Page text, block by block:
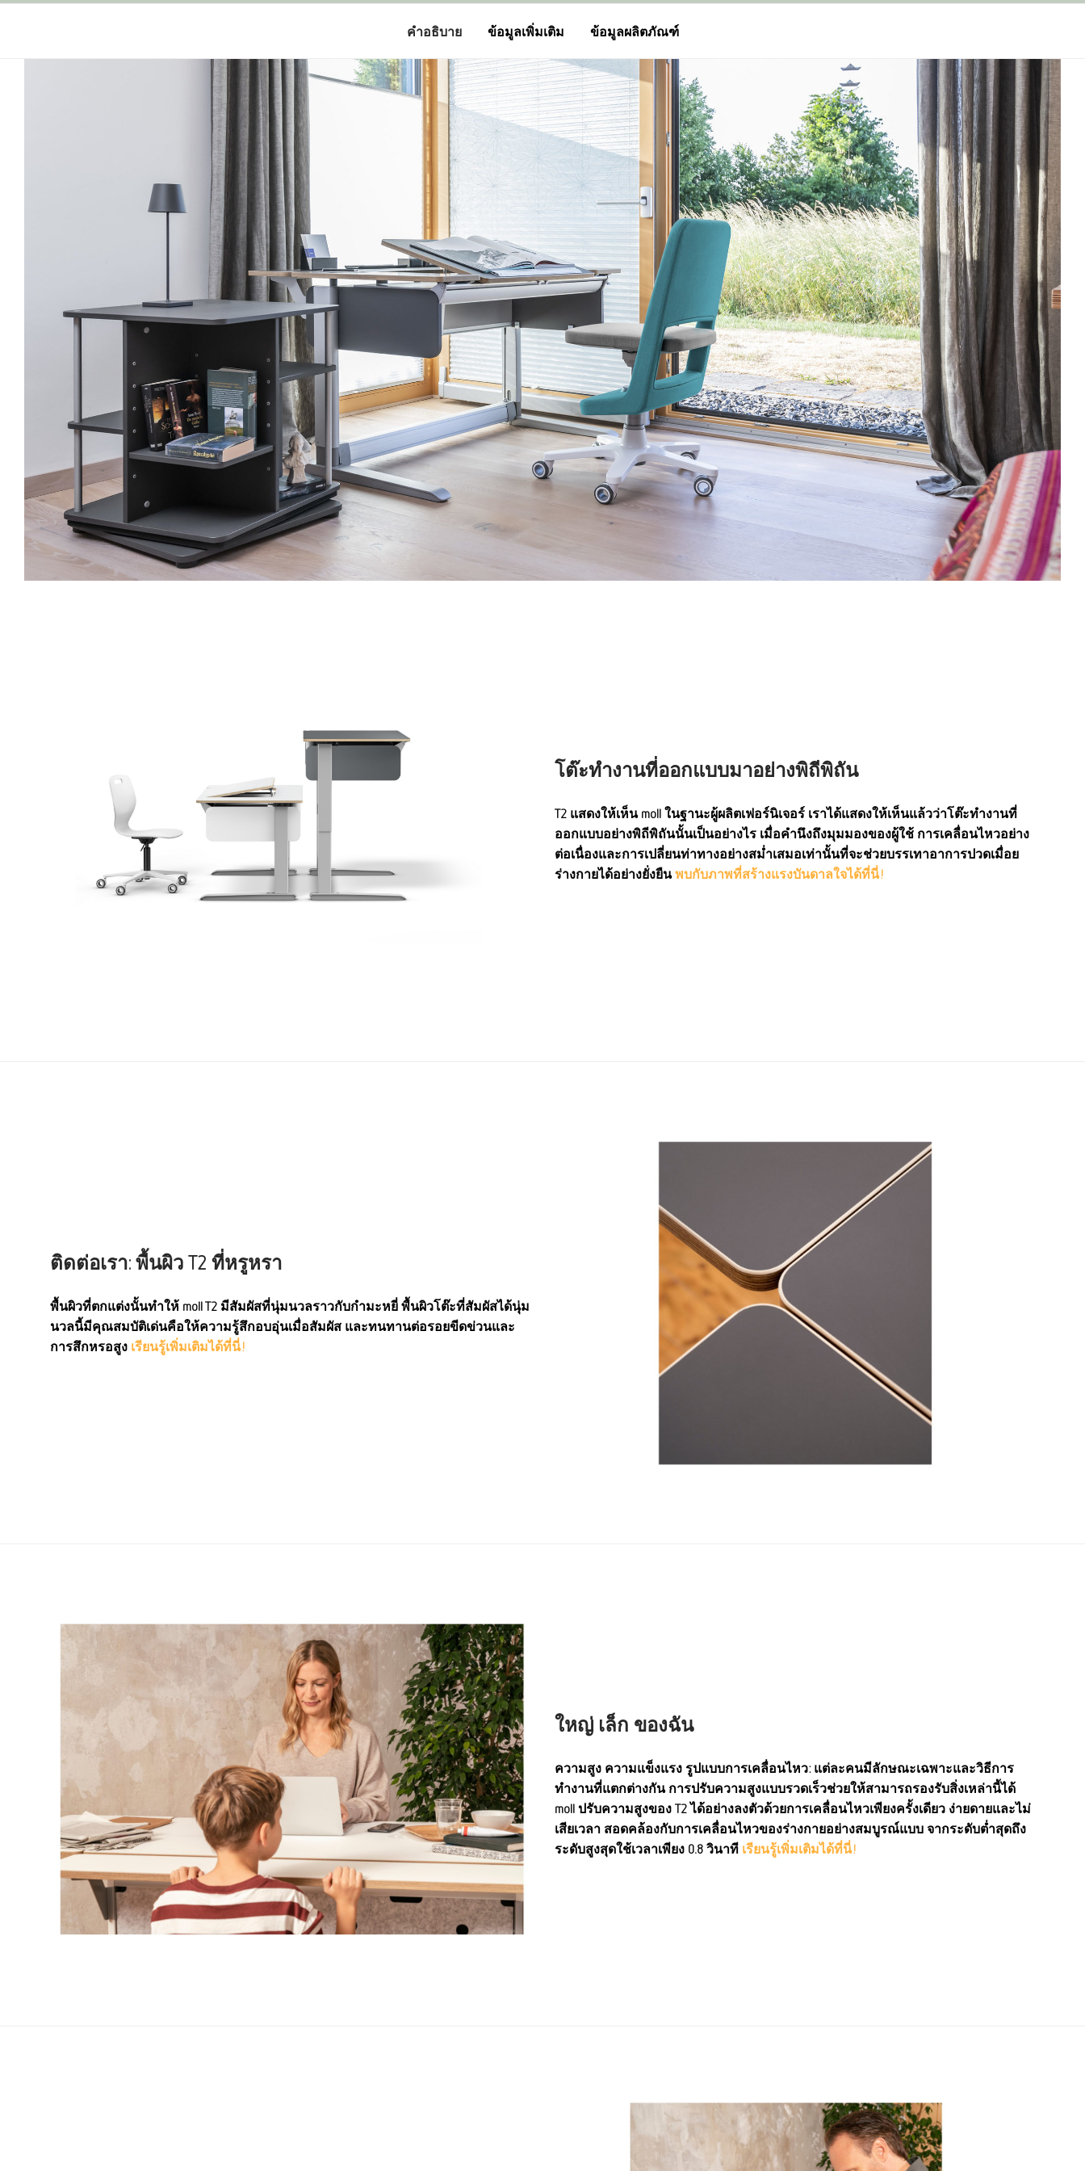
คำอธิบาย ข้อมูลเพิ่มเติม ข้อมูลผลิตภัณฑ์
โต๊ะทำงานที่ออกแบบมาอย่างพิถีพิถัน
T2 แสดงให้เห็น moll ในฐานะผู้ผลิตเฟอร์นิเจอร์ เราได้แสดงให้เห็นแล้วว่าโต๊ะทำงานที่
ออกแบบอย่างพิถีพิถันนั้นเป็นอย่างไร เมื่อคำนึงถึงมุมมองของผู้ใช้ การเคลื่อนไหวอย่าง
ต่อเนื่องและการเปลี่ยนท่าทางอย่างสม่ำเสมอเท่านั้นที่จะช่วยบรรเทาอาการปวดเมื่อย
ร่างกายได้อย่างยั่งยืนพบกับภาพที่สร้างแรงบันดาลใจได้ที่นี่!
ติดต่อเรา: พื้นผิว T2 ที่หรูหรา
พื้นผิวที่ตกแต่งนั้นทำให้ moll T2 มีสัมผัสที่นุ่มนวลราวกับกำมะหยี่ พื้นผิวโต๊ะที่สัมผัสได้นุ่ม
นวลนี้มีคุณสมบัติเด่นคือให้ความรู้สึกอบอุ่นเมื่อสัมผัส และทนทานต่อรอยขีดข่วนและ
การสึกหรอสูง เรียนรู้เพิ่มเติมได้ที่นี่!
ใหญ่ เล็ก ของฉัน
ความสูง ความแข็งแรง รูปแบบการเคลื่อนไหว: แต่ละคนมีลักษณะเฉพาะและวิธีการ
ทำงานที่แตกต่างกัน การปรับความสูงแบบรวดเร็วช่วยให้สามารถรองรับสิ่งเหล่านี้ได้
moll ปรับความสูงของ T2 ได้อย่างลงตัวด้วยการเคลื่อนไหวเพียงครั้งเดียว ง่ายดายและไม่
เสียเวลา สอดคล้องกับการเคลื่อนไหวของร่างกายอย่างสมบูรณ์แบบ จากระดับต่ำสุดถึง
ระดับสูงสุดใช้เวลาเพียง 0.8 วินาที เรียนรู้เพิ่มเติมได้ที่นี่!